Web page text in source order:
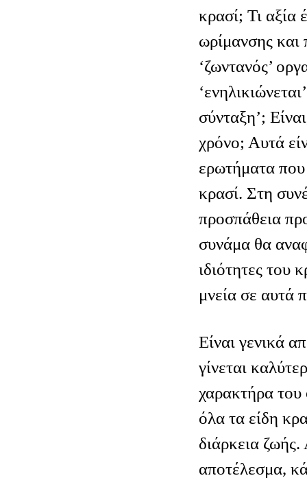
κρασί; Τι αξία
ωρίμανσης και
‘ζωντανός’
σύνταξη’;
χρόνο; Αυτά
ερωτήματα που
κρασί. Στη
προσπάθεια
συνάμα θα
ιδιότητες του
μνεία σε αυτά
Είναι γενικά
γίνεται
χαρακτήρα
όλα τα είδη
διάρκεια
αποτέλεσμα,